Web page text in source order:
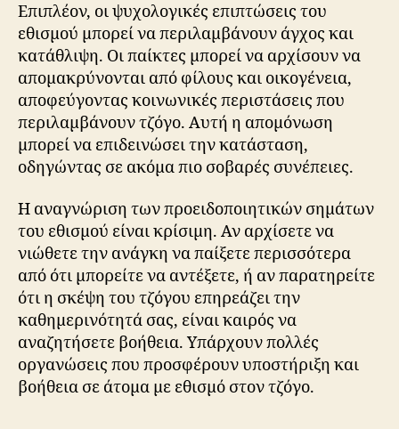
Επιπλέον, οι ψυχολογικές επιπτώσεις του
εθισμού μπορεί να περιλαμβάνουν άγχος και
κατάθλιψη. Οι παίκτες μπορεί να αρχίσουν να
απομακρύνονται από φίλους και οικογένεια,
αποφεύγοντας κοινωνικές περιστάσεις που
περιλαμβάνουν τζόγο. Αυτή η απομόνωση
μπορεί να επιδεινώσει την κατάσταση,
οδηγώντας σε ακόμα πιο σοβαρές συνέπειες.
Η αναγνώριση των προειδοποιητικών σημάτων
του εθισμού είναι κρίσιμη. Αν αρχίσετε να
νιώθετε την ανάγκη να παίξετε περισσότερα
από ότι μπορείτε να αντέξετε, ή αν παρατηρείτε
ότι η σκέψη του τζόγου επηρεάζει την
καθημερινότητά σας, είναι καιρός να
αναζητήσετε βοήθεια. Υπάρχουν πολλές
οργανώσεις που προσφέρουν υποστήριξη και
βοήθεια σε άτομα με εθισμό στον τζόγο.